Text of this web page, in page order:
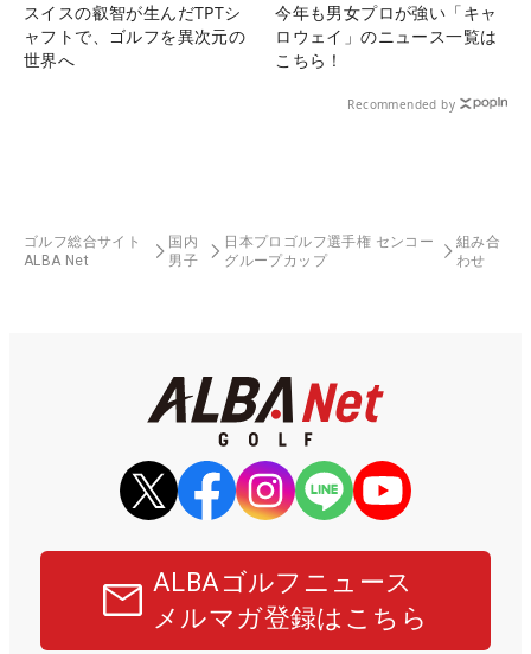
スイスの叡智が生んだTPTシ
ャフトで、ゴルフを異次元の
世界へ
今年も男女プロが強い「キャ
ロウェイ」のニュース一覧は
こちら！
Recommended by
ゴルフ総合サイト
ALBA Net
国内
男子
日本プロゴルフ選手権 センコー
グループカップ
組み合
わせ
ALBAゴルフニュース
メルマガ登録はこちら